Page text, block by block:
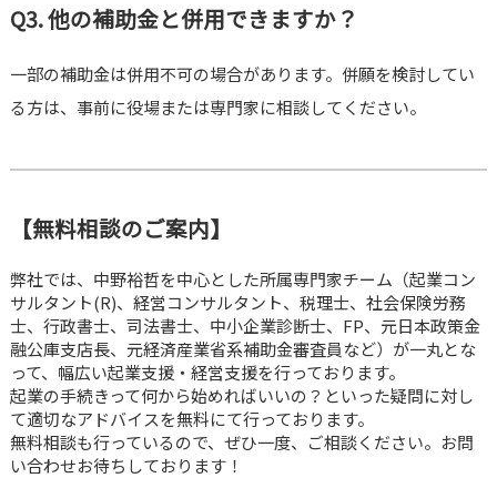
Q3. 他の補助金と併用できますか？
一部の補助金は併用不可の場合があります。併願を検討してい
る方は、事前に役場または専門家に相談してください。
【無料相談のご案内】
弊社では、中野裕哲を中心とした所属専門家チーム（起業コン
サルタント(R)、経営コンサルタント、税理士、社会保険労務
士、行政書士、司法書士、中小企業診断士、FP、元日本政策金
融公庫支店長、元経済産業省系補助金審査員など）が一丸とな
って、幅広い起業支援・経営支援を行っております。
起業の手続きって何から始めればいいの？といった疑問に対し
て適切なアドバイスを無料にて行っております。
無料相談も行っているので、ぜひ一度、ご相談ください。お問
い合わせお待ちしております！